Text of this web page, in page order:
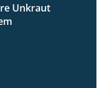
6:44
Unkraut